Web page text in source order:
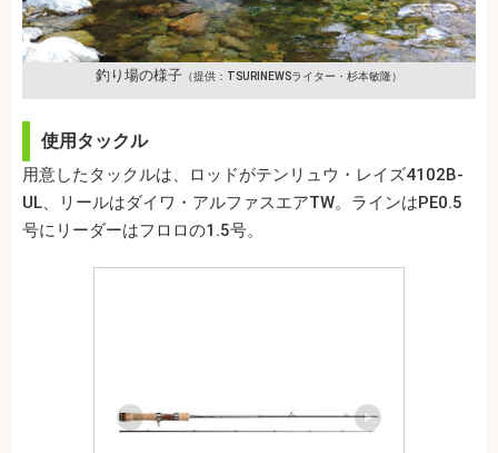
釣り場の様子 （提供：TSURINEWSライター・杉本敏隆）
使用タックル
用意したタックルは、ロッドがテンリュウ・レイズ4102B-
UL、リールはダイワ・アルファスエアTW。ラインはPE0.5
号にリーダーはフロロの1.5号。